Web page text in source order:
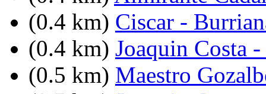
(0.4 km) Ciscar -
(0.4 km) Joaquin Costa
(0.5 km) Maestro